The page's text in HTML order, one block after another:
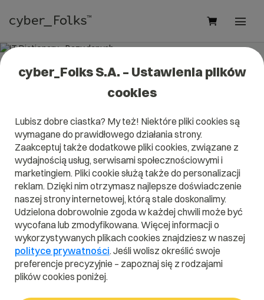
IT Dictionary - Bazy danych
A B C D E F G H
I
J
K L M N O P Q
R
S
T U V W X Y Z
cyber_Folks S.A. – Ustawienia plików
cookies
Lubisz dobre ciastka? My też! Niektóre pliki cookies są
wymagane do prawidłowego działania strony.
Zaakceptuj także dodatkowe pliki cookies, związane z
wydajnością usług, serwisami społecznościowymi i
marketingiem. Pliki cookie służą także do personalizacji
reklam. Dzięki nim otrzymasz najlepsze doświadczenie
naszej strony internetowej, którą stale doskonalimy.
Udzielona dobrowolnie zgoda w każdej chwili może być
wycofana lub zmodyfikowana. Więcej informacji o
wykorzystywanych plikach cookies znajdziesz w naszej
polityce prywatności. Jeśli wolisz określić swoje
preferencje precyzyjnie – zapoznaj się z rodzajami
plików cookies poniżej.